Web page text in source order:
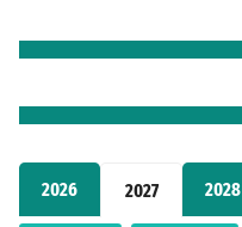
2026 2027 2028